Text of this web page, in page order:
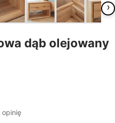
›
dąb olejowany
opinię